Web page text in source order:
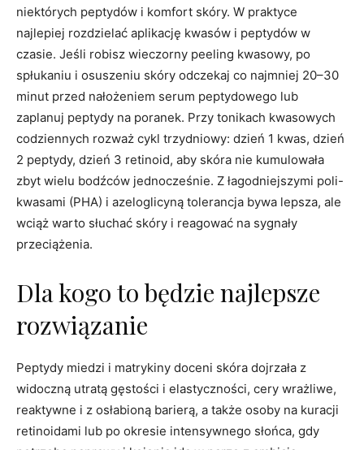
niektórych peptydów i komfort skóry. W praktyce
najlepiej rozdzielać aplikację kwasów i peptydów w
czasie. Jeśli robisz wieczorny peeling kwasowy, po
spłukaniu i osuszeniu skóry odczekaj co najmniej 20–30
minut przed nałożeniem serum peptydowego lub
zaplanuj peptydy na poranek. Przy tonikach kwasowych
codziennych rozważ cykl trzydniowy: dzień 1 kwas, dzień
2 peptydy, dzień 3 retinoid, aby skóra nie kumulowała
zbyt wielu bodźców jednocześnie. Z łagodniejszymi poli-
kwasami (PHA) i azeloglicyną tolerancja bywa lepsza, ale
wciąż warto słuchać skóry i reagować na sygnały
przeciążenia.
Dla kogo to będzie najlepsze
rozwiązanie
Peptydy miedzi i matrykiny doceni skóra dojrzała z
widoczną utratą gęstości i elastyczności, cery wrażliwe,
reaktywne i z osłabioną barierą, a także osoby na kuracji
retinoidami lub po okresie intensywnego słońca, gdy